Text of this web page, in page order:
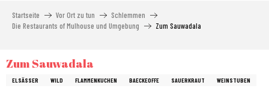
Startseite Vor Ort zu tun
Schlemmen
Die Restaurants of Mulhouse und Umgebung
Zum Sauwadala
Zum Sauwadala
ELSÄSSER WILD FLAMMENKUCHEN BAECKEOFFE SAUERKRAUT WEINSTUBEN